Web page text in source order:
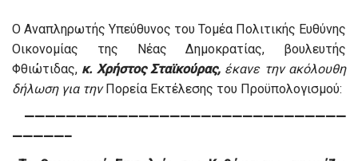
Ο Αναπληρωτής Υπεύθυνος του Τομέα Πολιτικής Ευθύνης
Οικονομίας της Νέας Δημοκρατίας, βουλευτής
Φθιώτιδας, κ. Χρήστος Σταϊκούρας, έκανε την ακόλουθη
δήλωση για τηνΠορεία Εκτέλεσης του Προϋπολογισμού:
———————————————————————————————
—————–